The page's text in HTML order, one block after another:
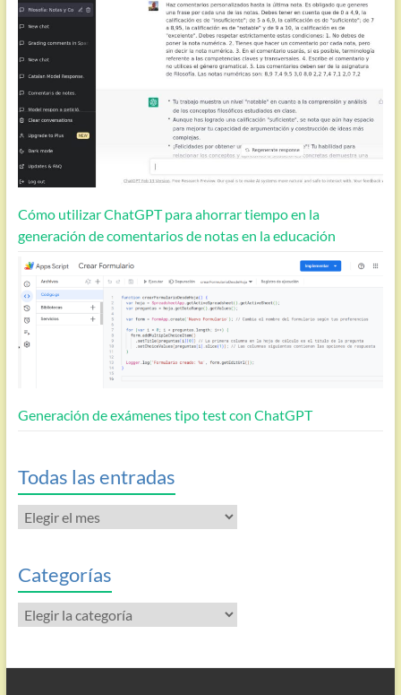
Cómo utilizar ChatGPT para ahorrar tiempo en la
generación de comentarios de notas en la educación
Generación de exámenes tipo test con ChatGPT
Todas las entradas
Todas
las
Categorías
Categorías